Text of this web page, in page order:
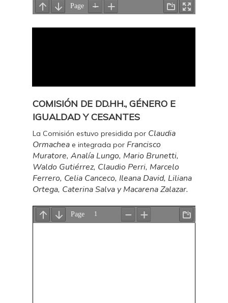
COMISIÓN DE DD.HH., GÉNERO E
IGUALDAD Y CESANTES
La Comisión estuvo presidida por Claudia
Ormachea e integrada por Francisco
Muratore, Analía Lungo, Mario Brunetti,
Waldo Gutiérrez, Claudio Perri, Marcelo
Ferrero, Celia Canceco, Ileana David, Liliana
Ortega, Caterina Salva y Macarena Zalazar.